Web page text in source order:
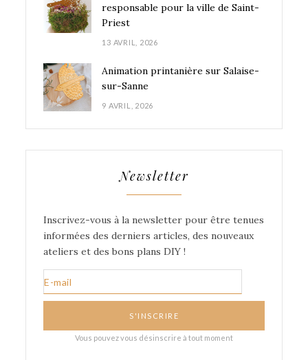
responsable pour la ville de Saint-
Priest
13 AVRIL, 2026
Animation printanière sur Salaise-
sur-Sanne
9 AVRIL, 2026
Newsletter